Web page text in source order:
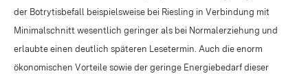
der Botrytisbefall beispielsweise bei Riesling in Verbindung mit
Minimalschnitt wesentlich geringer als bei Normalerziehung und
erlaubte einen deutlich späteren Lesetermin. Auch die enorm
ökonomischen Vorteile sowie der geringe Energiebedarf dieser